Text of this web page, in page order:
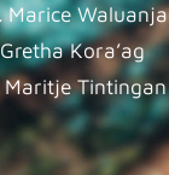
Waluanja
Kora’ag
Tintingan